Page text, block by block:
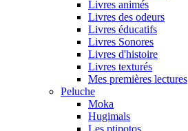
Livres animés
Livres des odeurs
Livres éducatifs
Livres Sonores
Livres d'histoire
Livres texturés
Mes premières lectures
Peluche
Moka
Hugimals
Les ptipotos